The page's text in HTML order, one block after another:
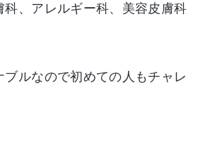
、アレルギー科、美容皮膚科
ルなので初めての人もチャレ